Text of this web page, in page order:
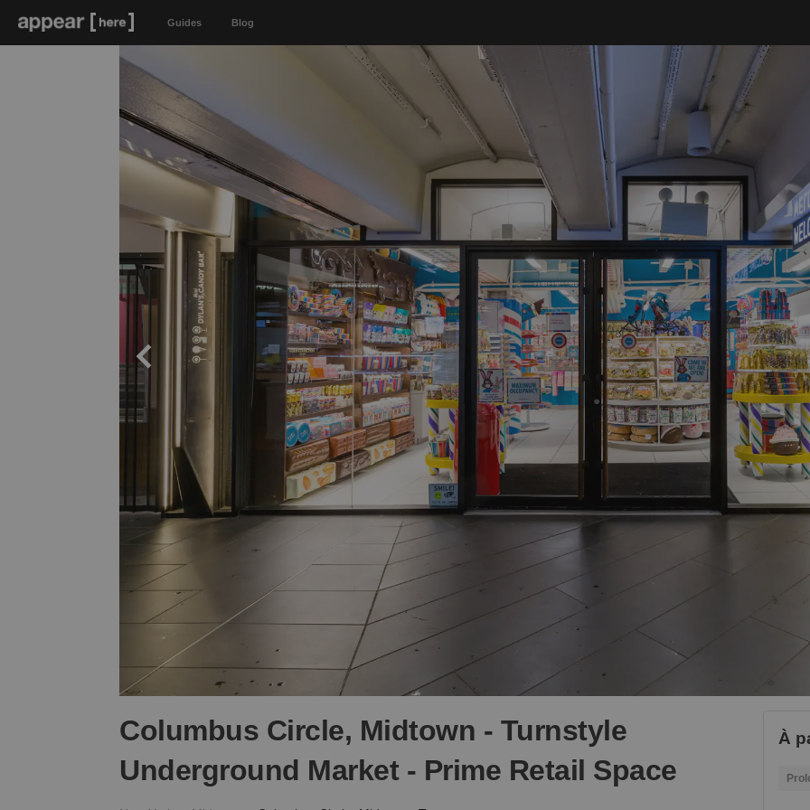
Guides Blog
Columbus Circle, Midtown - Turnstyle
Underground Market - Prime Retail Space
À